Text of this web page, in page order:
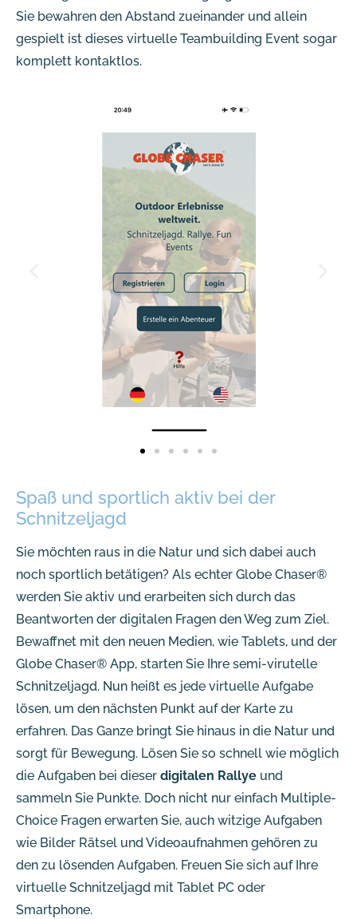
Sie bewahren den Abstand zueinander und allein
gespielt ist dieses virtuelle Teambuilding Event sogar
komplett kontaktlos.
Spaß und sportlich aktiv bei der
Schnitzeljagd
Sie möchten raus in die Natur und sich dabei auch
noch sportlich betätigen? Als echter Globe Chaser®
werden Sie aktiv und erarbeiten sich durch das
Beantworten der digitalen Fragen den Weg zum Ziel.
Bewaffnet mit den neuen Medien, wie Tablets, und der
Globe Chaser® App, starten Sie Ihre semi-virutelle
Schnitzeljagd. Nun heißt es jede virtuelle Aufgabe
lösen, um den nächsten Punkt auf der Karte zu
erfahren. Das Ganze bringt Sie hinaus in die Natur und
sorgt für Bewegung. Lösen Sie so schnell wie möglich
die Aufgaben bei dieser digitalen Rallye und
sammeln Sie Punkte. Doch nicht nur einfach Multiple-
Choice Fragen erwarten Sie, auch witzige Aufgaben
wie Bilder Rätsel und Videoaufnahmen gehören zu
den zu lösenden Aufgaben. Freuen Sie sich auf Ihre
virtuelle Schnitzeljagd mit Tablet PC oder
Smartphone.